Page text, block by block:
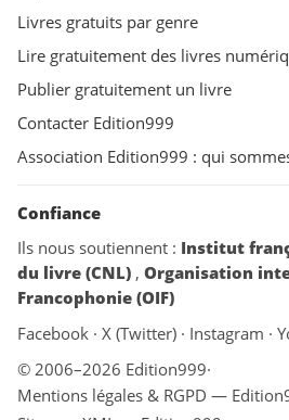
Livres gratuits par genre
Lire gratuitement des livres
Publier gratuitement un livre
Contacter Edition999
Association Edition999 : qui
Confiance
Ils nous soutiennent : Institut
du livre (CNL) , Organisation
Francophonie (OIF)
Facebook · X (Twitter) · Instagram ·
© 2006–2026 Edition999·
Mentions légales & RGPD —